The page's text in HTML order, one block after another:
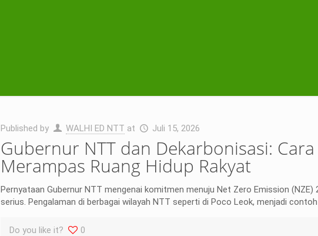
Published by WALHI ED NTT at Juli 15, 2026
Gubernur NTT dan Dekarbonisasi:
Merampas Ruang Hidup Rakyat
Pernyataan Gubernur NTT mengenai komitmen menuju Net Zero Emission (NZE)
serius. Pengalaman di berbagai wilayah NTT seperti di Poco Leok, menjadi contoh
Do you like it? 0